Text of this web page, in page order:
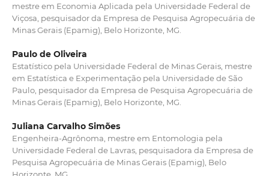
mestre em Economia Aplicada pela Universidade Federal de
Viçosa, pesquisador da Empresa de Pesquisa Agropecuária de
Minas Gerais (Epamig), Belo Horizonte, MG.
Paulo de Oliveira
Estatístico pela Universidade Federal de Minas Gerais, mestre
em Estatística e Experimentação pela Universidade de São
Paulo, pesquisador da Empresa de Pesquisa Agropecuária de
Minas Gerais (Epamig), Belo Horizonte, MG.
Juliana Carvalho Simões
Engenheira-Agrônoma, mestre em Entomologia pela
Universidade Federal de Lavras, pesquisadora da Empresa de
Pesquisa Agropecuária de Minas Gerais (Epamig), Belo